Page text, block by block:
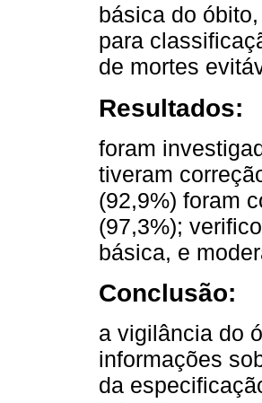
básica do
para
de mortes
Resultados:
foram
tiveram
(92,9%) foram
(97,3%);
básica, e
Conclusão:
a vigilância do
informações
da